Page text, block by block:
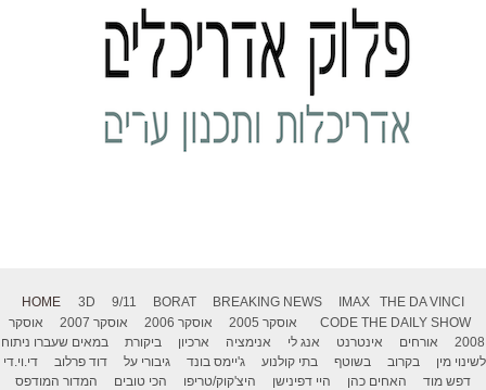
HOME 3D 9/11 BORAT BREAKING NEWS IMAX
THE DA VINCI
CODE THE DAILY SHOW אוסקר 2005 אוסקר 2006 אוסקר 2007
אוסקר
2008
אורחים אינטרנט אנג לי אנימציה ארכיון ביקורת
במאים שעברו ניתוח
לשינוי מין
בקרוב בשוטף בתי קולנוע ג'יימס בונד גיבורי על דוד פרלוב
די.וי.די
דפש מוד
האחים כהן היי דפינישן היצ'קוק/טריפו הכי טובים המדור המודפס